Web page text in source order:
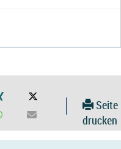
Seite
drucken